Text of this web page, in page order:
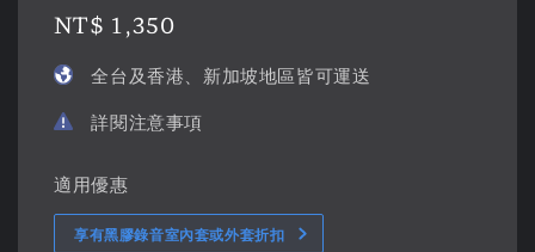
Regular
NT$ 1,350
全台及香港、新加坡地區皆可運送
詳閱注意事項
適用優惠
享有黑膠錄音室內套或外套折扣